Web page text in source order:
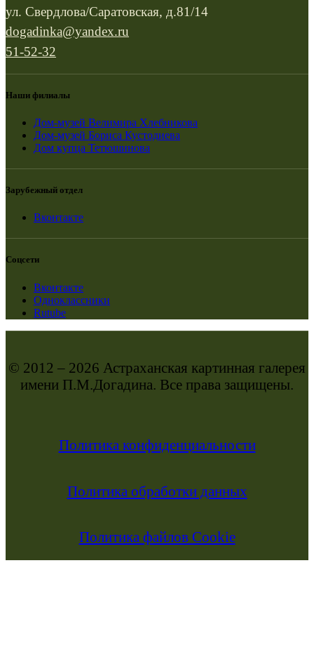
ул. Свердлова/Саратовская, д.81/14
dogadinka@yandex.ru
51-52-32
Наши филиалы
Дом-музей Велимира Хлебникова
Дом-музей Бориса Кустодиева
Дом купца Тетюшинова
Зарубежный отдел
Вконтакте
Соцсети
Вконтакте
Одноклассники
Rutube
© 2012 – 2026 Астраханская картинная галерея
имени П.М.Догадина. Все права защищены.
Политика конфиденциальности
Политика обработки данных
Политика файлов Cookie